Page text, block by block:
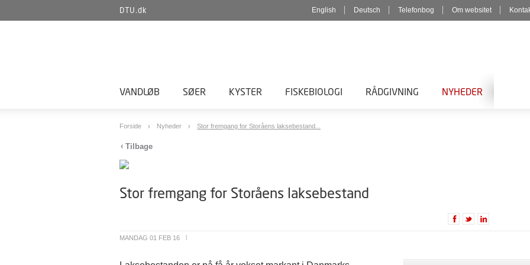
DTU.dk English Deutsch Telefonbog Om websitet
VANDLØB SØER KYSTER FISKEBIOLOGI RÅDGIVNING NYHEDER
Forside Nyheder Stor fremgang for Storåens laksebestand...
Tilbage
Stor fremgang for Storåens laksebestand
MANDAG 01 FEB 16